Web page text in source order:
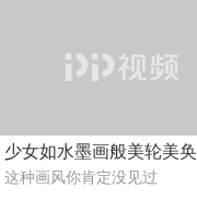
少女如水墨画般美轮美奂
这种画风你肯定没见过